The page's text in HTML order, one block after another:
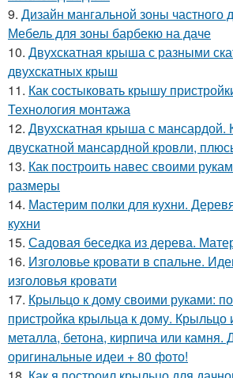
9. Дизайн мангальной зоны
Мебель для зоны барбекю на даче
10. Двухскатная крыша с разными
двухскатных крыш
11. Как состыковать крышу
Технология монтажа
12. Двухскатная крыша с мансардой.
двускатной мансардной кровли,
13. Как построить навес своими
размеры
14. Мастерим полки для кухни.
кухни
15. Садовая беседка из дерева.
16. Изголовье кровати в спальне.
изголовья кровати
17. Крыльцо к дому своими руками:
пристройка крыльца к дому. Крыльцо
металла, бетона, кирпича или камня.
оригинальные идеи + 80 фото!